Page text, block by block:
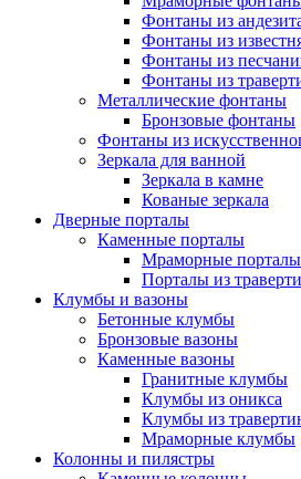
Фонтаны из
Фонтаны из
Фонтаны из
Фонтаны из
Металлические фонтаны
Бронзовые фонтаны
Фонтаны из
Зеркала для ванной
Зеркала в камне
Кованые зеркала
Дверные порталы
Каменные порталы
Мраморные порталы
Порталы из
Клумбы и вазоны
Бетонные клумбы
Бронзовые вазоны
Каменные вазоны
Гранитные клумбы
Клумбы из оникса
Клумбы из
Мраморные клумбы
Колонны и пилястры